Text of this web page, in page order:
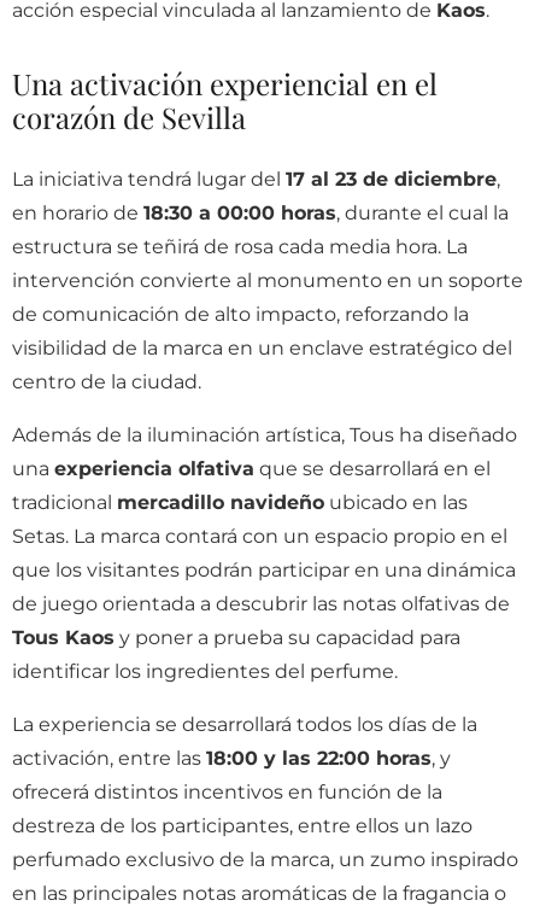
acción especial vinculada al lanzamiento de Kaos.
Una activación experiencial en el
corazón de Sevilla
La iniciativa tendrá lugar del 17 al 23 de diciembre,
en horario de 18:30 a 00:00 horas, durante el cual la
estructura se teñirá de rosa cada media hora. La
intervención convierte al monumento en un soporte
de comunicación de alto impacto, reforzando la
visibilidad de la marca en un enclave estratégico del
centro de la ciudad.
Además de la iluminación artística, Tous ha diseñado
una experiencia olfativa que se desarrollará en el
tradicional mercadillo navideño ubicado en las
Setas. La marca contará con un espacio propio en el
que los visitantes podrán participar en una dinámica
de juego orientada a descubrir las notas olfativas de
Tous Kaos y poner a prueba su capacidad para
identificar los ingredientes del perfume.
La experiencia se desarrollará todos los días de la
activación, entre las 18:00 y las 22:00 horas, y
ofrecerá distintos incentivos en función de la
destreza de los participantes, entre ellos un lazo
perfumado exclusivo de la marca, un zumo inspirado
en las principales notas aromáticas de la fragancia o